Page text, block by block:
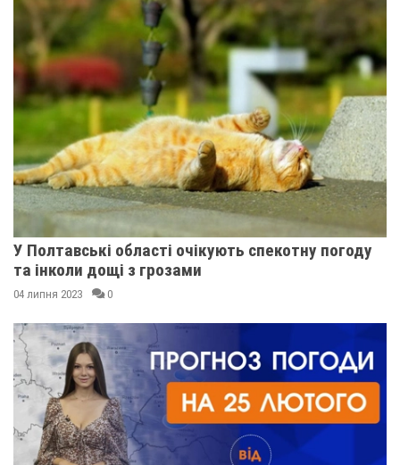
У Полтавські області очікують спекотну погоду
та інколи дощі з грозами
04 липня 2023 0